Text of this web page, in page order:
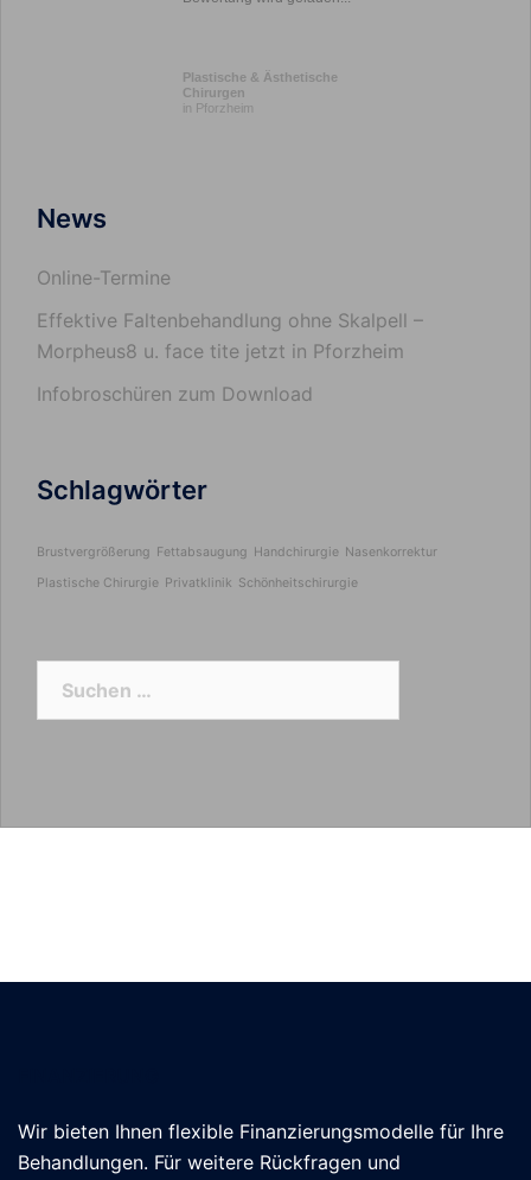
Plastische & Ästhetische
Chirurgen
in Pforzheim
News
Online-Termine
Effektive Faltenbehandlung ohne Skalpell –
Morpheus8 u. face tite jetzt in Pforzheim
Infobroschüren zum Download
Schlagwörter
Brustvergrößerung Fettabsaugung Handchirurgie Nasenkorrektur
Plastische Chirurgie Privatklinik Schönheitschirurgie
Wir bieten Ihnen flexible Finanzierungsmodelle für Ihre
Behandlungen. Für weitere Rückfragen und